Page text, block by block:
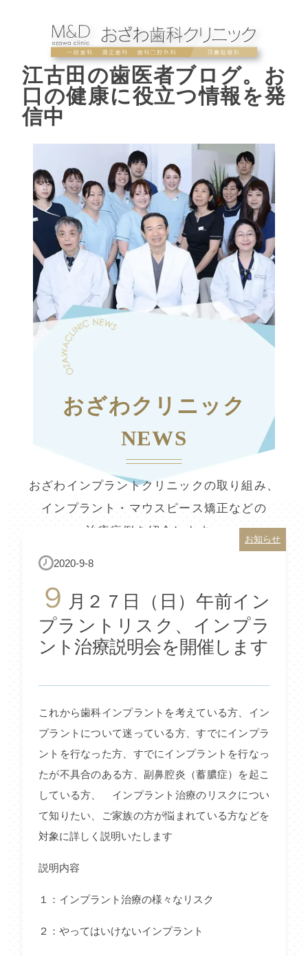
江古田の歯医者ブログ。お
口の健康に役立つ情報を発
信中
おざわクリニック
NEWS
おざわインプラントクリニックの取り組み、
インプラント・マウスピース矯正などの
治療症例を紹介します。
お知らせ
2020-9-8
９ 月２７日（日）午前イン
プラントリスク、インプラ
ント治療説明会を開催します
これから歯科インプラントを考えている方、イン
プラントについて迷っている方、すでにインプラ
ントを行なった方、すでにインプラントを行なっ
たが不具合のある方、副鼻腔炎（蓄膿症）を起こ
している方、 インプラント治療のリスクについ
て知りたい、ご家族の方が悩まれている方などを
対象に詳しく説明いたします
説明内容
１：インプラント治療の様々なリスク
２：やってはいけないインプラント